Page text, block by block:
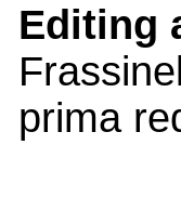
Editing
prima